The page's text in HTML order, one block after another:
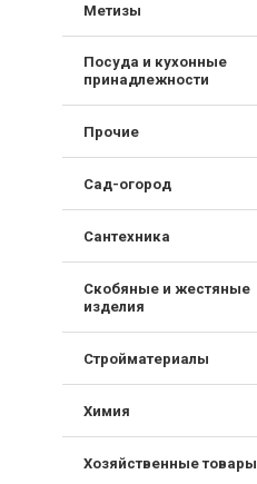
Метизы
Посуда и кухонные
принадлежности
Прочие
Сад-огород
Сантехника
Скобяные и жестяные
изделия
Стройматериалы
Химия
Хозяйственные товары